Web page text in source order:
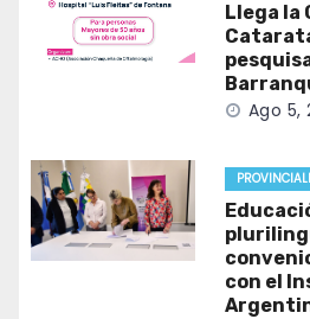
Llega la
Ago 5,
con el